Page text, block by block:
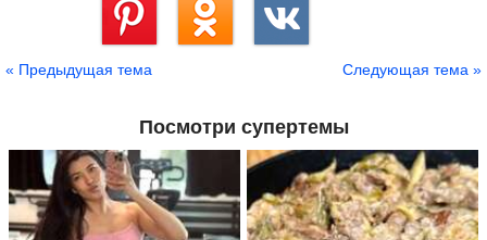
« Предыдущая тема Следующая тема »
Посмотри супертемы